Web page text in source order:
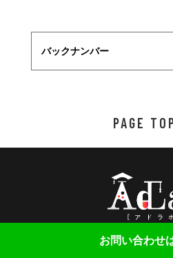
お問い合わせ
バックナンバー
PAGE